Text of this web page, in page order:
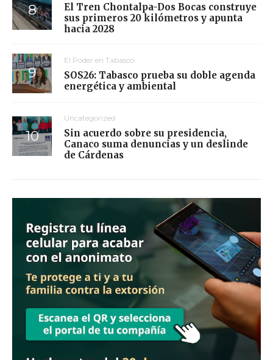
El Tren Chontalpa-Dos Bocas construye
sus primeros 20 kilómetros y apunta
hacia 2028
El Poder en Tabasco
SOS26: Tabasco prueba su doble agenda
energética y ambiental
Uncategorized
Sin acuerdo sobre su presidencia,
Canaco suma denuncias y un deslinde
de Cárdenas